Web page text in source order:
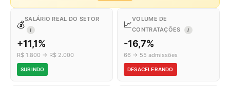
💰
SALÁRIO REAL DO SETOR
I
+11,1%
R$ 1.800 → R$ 2.000
SUBINDO
📈
VOLUME DE
CONTRATAÇÕES
I
-16,7%
66 → 55 admissões
DESACELERANDO